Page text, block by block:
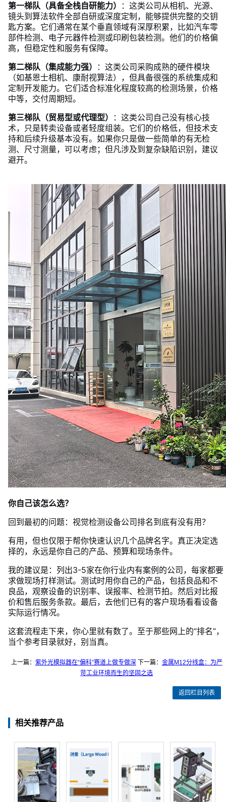
第一梯队（具备全栈自研能力）
：这类公司从相机、光源、
镜头到算法软件全部自研或深度定制，能够提供完整的交钥
匙方案。它们通常在某个垂直领域有深厚积累，比如汽车零
部件检测、电子元器件检测或印刷包装检测。他们的价格偏
高，但稳定性和服务有保障。
第二梯队（集成能力强）
：这类公司采购成熟的硬件模块
（如基恩士相机、康耐视算法），但具备很强的系统集成和
定制开发能力。它们适合标准化程度较高的检测场景，价格
中等，交付周期短。
第三梯队（贸易型或代理型）
：这类公司自己没有核心技
术，只是转卖设备或者轻度组装。它们的价格低，但技术支
持和后续升级基本没有。如果你只是做一些简单的有无检
测、尺寸测量，可以考虑；但凡涉及到复杂缺陷识别，建议
避开。
你自己该怎么选？
回到最初的问题：视觉检测设备公司排名到底有没有用？
有用，但也仅限于帮你快速认识几个品牌名字。真正决定选
择的，永远是你自己的产品、预算和现场条件。
我的建议是：列出3-5家在你行业内有案例的公司，每家都要
求做现场打样测试。测试时用你自己的产品，包括良品和不
良品，观察设备的识别率、误报率、检测节拍。然后对比报
价和售后服务条款。最后，去他们已有的客户现场看看设备
实际运行情况。
这套流程走下来，你心里就有数了。至于那些网上的“排名”，
当个参考目录就好，别当真。
上一篇： 紫外光模拟器在“偏科”赛道上做专做深下一篇： 金属M12分线盒：为严
苛工业环境而生的坚固之选
返回栏目列表
相关推荐产品